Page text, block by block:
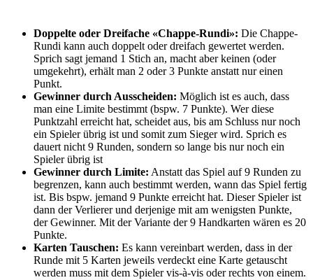
Doppelte oder Dreifache «Chappe-Rundi»: Die Chappe-
Rundi kann auch doppelt oder dreifach gewertet werden.
Sprich sagt jemand 1 Stich an, macht aber keinen (oder
umgekehrt), erhält man 2 oder 3 Punkte anstatt nur einen
Punkt.
Gewinner durch Ausscheiden: Möglich ist es auch, dass
man eine Limite bestimmt (bspw. 7 Punkte). Wer diese
Punktzahl erreicht hat, scheidet aus, bis am Schluss nur noch
ein Spieler übrig ist und somit zum Sieger wird. Sprich es
dauert nicht 9 Runden, sondern so lange bis nur noch ein
Spieler übrig ist
Gewinner durch Limite: Anstatt das Spiel auf 9 Runden zu
begrenzen, kann auch bestimmt werden, wann das Spiel fertig
ist. Bis bspw. jemand 9 Punkte erreicht hat. Dieser Spieler ist
dann der Verlierer und derjenige mit am wenigsten Punkte,
der Gewinner. Mit der Variante der 9 Handkarten wären es 20
Punkte.
Karten Tauschen: Es kann vereinbart werden, dass in der
Runde mit 5 Karten jeweils verdeckt eine Karte getauscht
werden muss mit dem Spieler vis-à-vis oder rechts von einem.